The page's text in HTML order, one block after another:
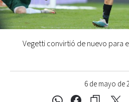
6 de mayo de
Vegetti convirtió de nuevo para